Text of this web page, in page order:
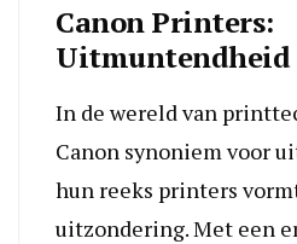
Canon Printers:
In de wereld van
Canon synoniem voor
hun reeks printers
uitzondering. Met een